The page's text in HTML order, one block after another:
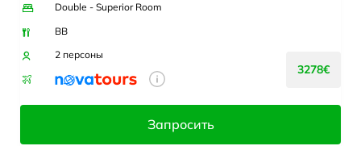
Double - Superior Room
BB
2 персоны
3278€
Запросить